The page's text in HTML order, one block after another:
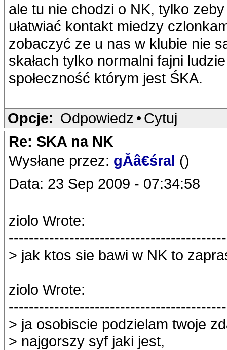
ale tu nie chodzi o NK, tylko zeby
ułatwiać kontakt miedzy
zobaczyć ze u nas w klubie nie
skałach tylko normalni fajni
społeczność którym jest ŚKA.
Opcje: Odpowiedz • Cytuj
Re: SKA na NK
Wysłane przez: gĂâ€śral ()
Data: 23 Sep 2009 - 07:34:58
ziolo Wrote:
> jak ktos sie bawi w NK to
ziolo Wrote:
> ja osobiscie podzielam twoje
> najgorszy syf jaki jest,